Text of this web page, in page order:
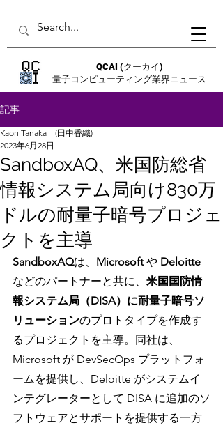
QCAI (クーカイ)
量子コンピューティング業界ニュース
記事
SandboxAQ、米国防総省
情報システム局向け830万
ドルの耐量子暗号プロジェ
クトを主導
Kaori Tanaka (田中香織)
2023年6月28日
SandboxAQは、 Microsoft や Deloitte
などのパートナーと共に、 米国国防情
報システム局（DISA）に耐量子暗号ソ
リューションのプロトタイプを作成す
るプロジェクトを主導。同社は、
Microsoft が DevSecOps プラットフォ
ームを提供し、Deloitte がシステムイ
ンテグレーターとして DISA に追加のソ
フトウェアとサポートを提供する一方